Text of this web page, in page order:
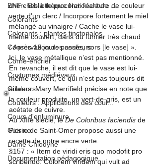
BNF - Bibliothèque Nationale de ...
Colorants
Colorants : plantes tinctoriales
Conservation des couleurs
Corne-encrier
Costumes médiévaux
Couleurs
Couleurs : Applications des coul...
Cours d'enluminure
Cuisine
Dame Chlodyne
Documentation pédagogique
cherches à te procurer l’écriture de couleur
verte d’un clerc / Incorpore fortement le miel
mélangé au vinaigre / Cache le vase lui-
même couvert, dans du fumier très chaud
/ Après 12 jours passés, sors [le vase] ».
Ici, le vase métallique n’est pas mentionné.
En revanche, il est dit que le vase est lui-
même couvert, ce qui n’est pas toujours dit
ailleurs. Mary Merrifield précise en note que
la couleur produite, un vert-de-gris, est un
acétate de cuivre.
Au XIIIe siècle, le De Coloribus faciendis de
Pierre de Saint-Omer propose aussi une
recette de notre encre verte.
§157 : « Item de viridi eris quo modofit pro
scribendo. Colorem viridem qui vult ad